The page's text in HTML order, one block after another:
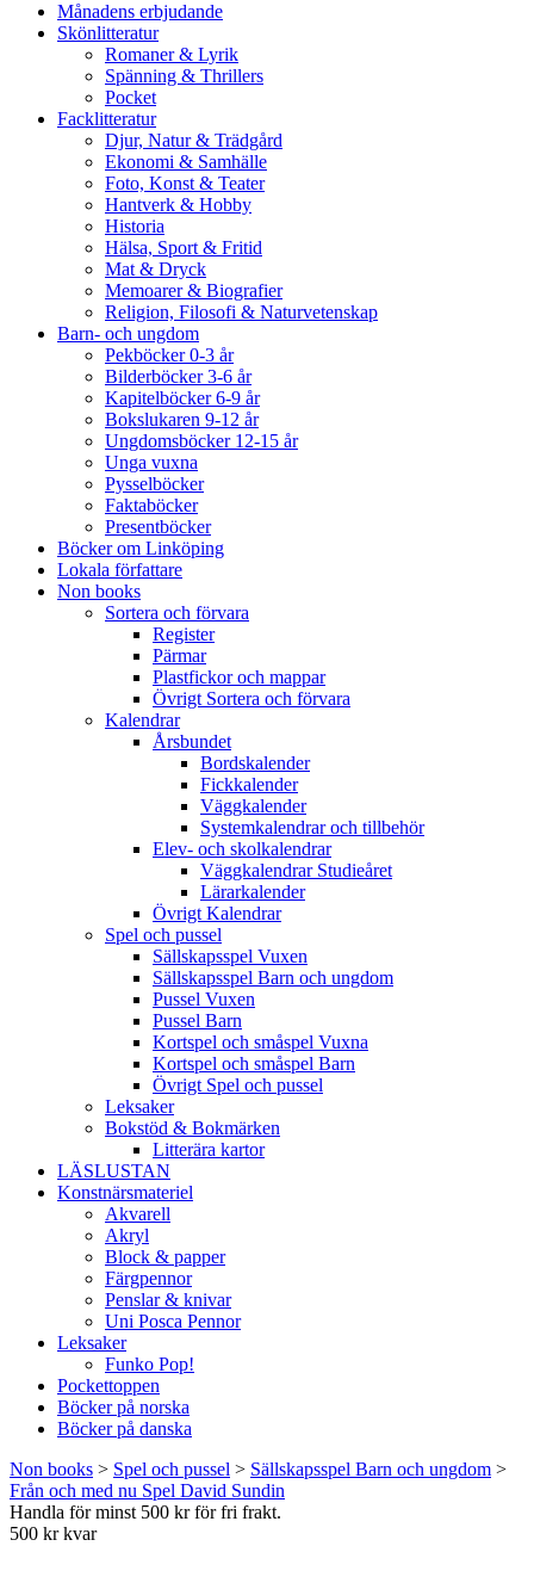
Månadens erbjudande
Skönlitteratur
Romaner & Lyrik
Spänning & Thrillers
Pocket
Facklitteratur
Djur, Natur & Trädgård
Ekonomi & Samhälle
Foto, Konst & Teater
Hantverk & Hobby
Historia
Hälsa, Sport & Fritid
Mat & Dryck
Memoarer & Biografier
Religion, Filosofi & Naturvetenskap
Barn- och ungdom
Pekböcker 0-3 år
Bilderböcker 3-6 år
Kapitelböcker 6-9 år
Bokslukaren 9-12 år
Ungdomsböcker 12-15 år
Unga vuxna
Pysselböcker
Faktaböcker
Presentböcker
Böcker om Linköping
Lokala författare
Non books
Sortera och förvara
Register
Pärmar
Plastfickor och mappar
Övrigt Sortera och förvara
Kalendrar
Årsbundet
Bordskalender
Fickkalender
Väggkalender
Systemkalendrar och tillbehör
Elev- och skolkalendrar
Väggkalendrar Studieåret
Lärarkalender
Övrigt Kalendrar
Spel och pussel
Sällskapsspel Vuxen
Sällskapsspel Barn och ungdom
Pussel Vuxen
Pussel Barn
Kortspel och småspel Vuxna
Kortspel och småspel Barn
Övrigt Spel och pussel
Leksaker
Bokstöd & Bokmärken
Litterära kartor
LÄSLUSTAN
Konstnärsmateriel
Akvarell
Akryl
Block & papper
Färgpennor
Penslar & knivar
Uni Posca Pennor
Leksaker
Funko Pop!
Pockettoppen
Böcker på norska
Böcker på danska
Non books > Spel och pussel > Sällskapsspel Barn och ungdom >
Från och med nu Spel David Sundin
Handla för minst 500 kr för fri frakt.
500 kr kvar